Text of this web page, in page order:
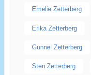
Emelie Zetterberg
Erika Zetterberg
Gunnel Zetterberg
Sten Zetterberg